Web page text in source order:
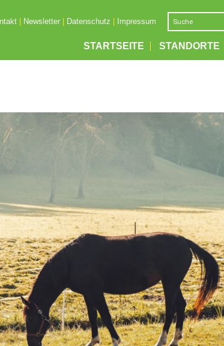
| Newsletter| Datenschutz Impressum
STARTSEITE STANDORTE